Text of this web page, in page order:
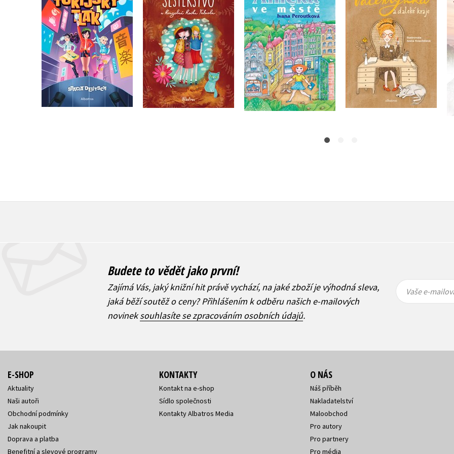
démonů
Kolektiv
,
Stacia Deutsch
Do košíku
269 Kč
215 Kč
kočka Fabiola
Lucie Hlavinková
Do košíku
329 Kč
263 Kč
Ivana Peroutková
Do košíku
269 Kč
215 Kč
kraje
Ivana Peroutková
Do košíku
299 Kč
239 Kč
Budete to vědět jako první!
Zajímá Vás, jaký knižní hit právě vychází, na jaké zboží je výhodná sleva,
jaká běží soutěž o ceny? Přihlášením k odběru našich e-mailových
novineksouhlasíte se zpracováním osobních údajů.
mailová
mailová
Vaše e-
E-SHOP
Aktuality
Naši autoři
Obchodní podmínky
Jak nakoupit
Doprava a platba
Benefitní a slevové programy
KONTAKTY
Kontakt na e-shop
Sídlo společnosti
Kontakty Albatros Media
O NÁS
Náš příběh
Nakladatelství
Maloobchod
Pro autory
Pro partnery
Pro média